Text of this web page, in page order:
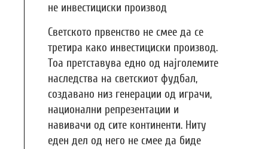
не инвестициски производ
Светското првенство не смее да се
третира како инвестициски производ.
Тоа претставува едно од најголемите
наследства на светскиот фудбал,
создавано низ генерации од играчи,
национални репрезентации и
навивачи од сите континенти. Ниту
еден дел од него не смее да биде